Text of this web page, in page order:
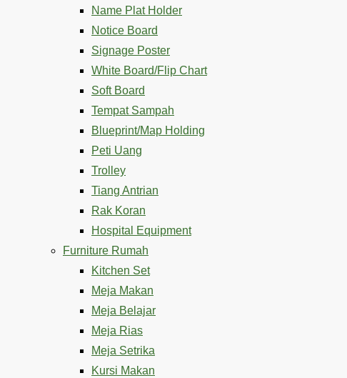
Name Plat Holder
Notice Board
Signage Poster
White Board/Flip Chart
Soft Board
Tempat Sampah
Blueprint/Map Holding
Peti Uang
Trolley
Tiang Antrian
Rak Koran
Hospital Equipment
Furniture Rumah
Kitchen Set
Meja Makan
Meja Belajar
Meja Rias
Meja Setrika
Kursi Makan